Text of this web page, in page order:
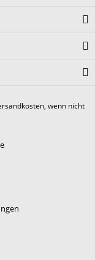
, wenn nicht